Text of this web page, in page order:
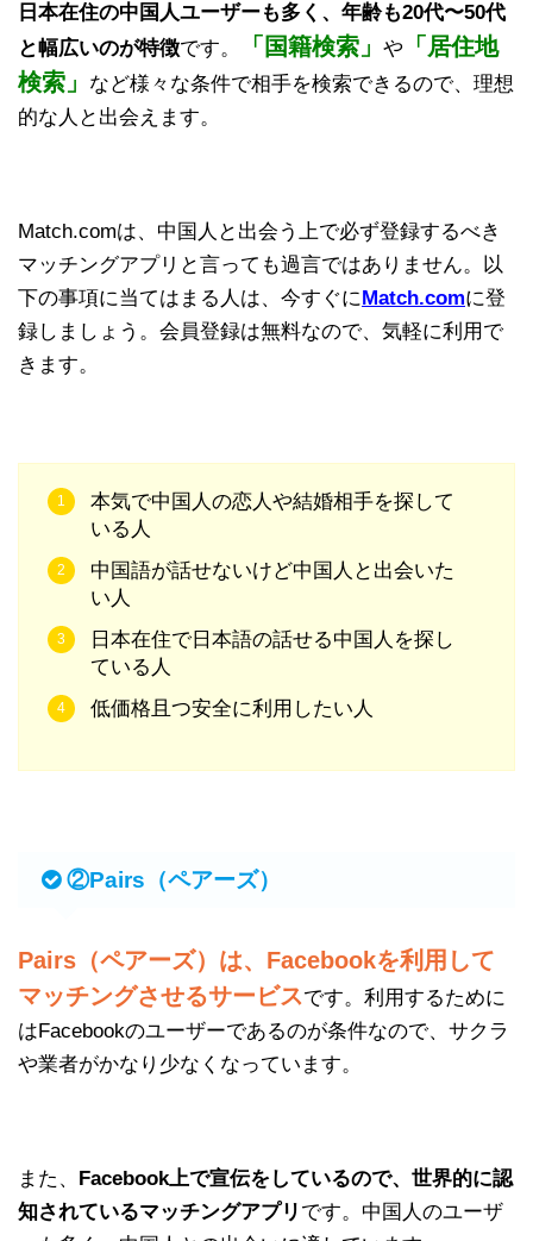
日本在住の中国人ユーザーも多く、年齢も20代〜50代
と幅広いのが特徴です。 「国籍検索」 や 「居住地
検索」
など様々な条件で相手を検索できるので、理想
的な人と出会えます。
Match.comは、中国人と出会う上で必ず登録するべき
マッチングアプリと言っても過言ではありません。以
下の事項に当てはまる人は、今すぐにMatch.comに登
録しましょう。会員登録は無料なので、気軽に利用で
きます。
本気で中国人の恋人や結婚相手を探して
いる人
中国語が話せないけど中国人と出会いた
い人
日本在住で日本語の話せる中国人を探し
ている人
低価格且つ安全に利用したい人
②Pairs（ペアーズ）
Pairs（ペアーズ）は、Facebookを利用して
マッチングさせるサービスです。利用するために
はFacebookのユーザーであるのが条件なので、サクラ
や業者がかなり少なくなっています。
また、 Facebook上で宣伝をしているので、世界的に認
知されているマッチングアプリ です。中国人のユーザ